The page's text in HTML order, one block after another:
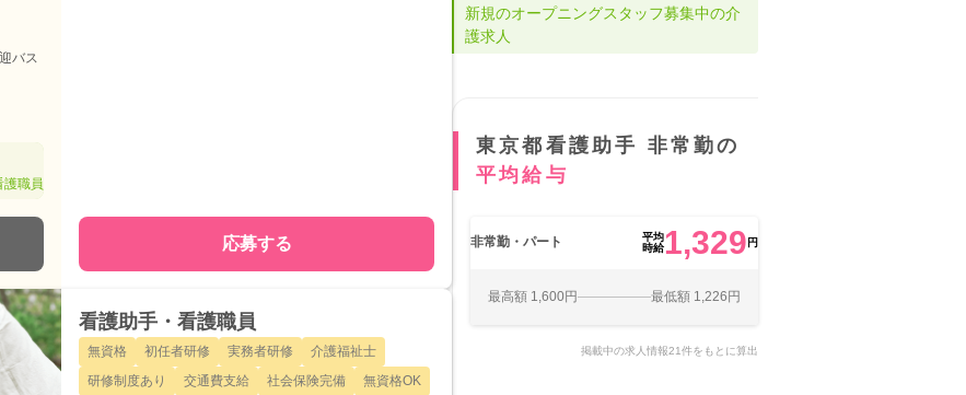
バス
護職員
応募する
看護助手・看護職員
無資格 初任者研修 実務者研修
介護福祉士
研修制度あり
交通費支給 社会保険完備
無資格OK
新規のオープニングスタッフ募集中の介
護求人
東京都看護助手 非常勤の
平均給与
非常勤・パート
平均
時給1,329 円
最高額 1,600円 最低額 1,226円
掲載中の求人情報21件をもとに算出